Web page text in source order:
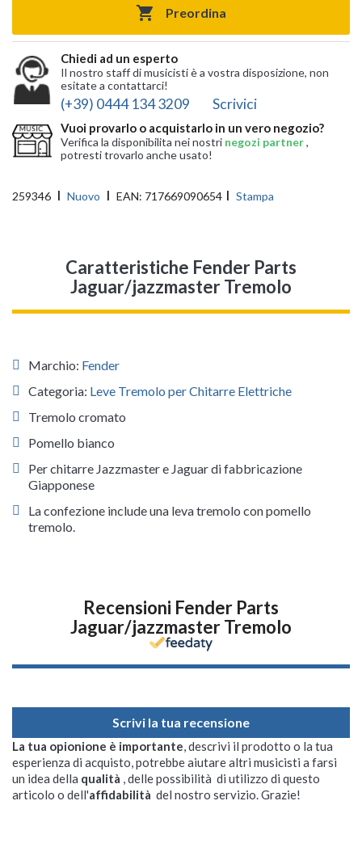
 Preordina
Chiedi ad un esperto
Il nostro staff di musicisti è a vostra disposizione, non
esitate a contattarci!
(+39) 0444 134 3209 Scrivici
Vuoi provarlo o acquistarlo in un vero negozio?
Verifica la disponibilita nei nostri negozi partner,
potresti trovarlo anche usato!
259346 Nuovo EAN: 717669090654 Stampa
Caratteristiche Fender Parts
Jaguar/jazzmaster Tremolo
Marchio: Fender
Categoria: Leve Tremolo per Chitarre Elettriche
Tremolo cromato
Pomello bianco
Per chitarre Jazzmaster e Jaguar di fabbricazione
Giapponese
La confezione include una leva tremolo con pomello
tremolo.
Recensioni Fender Parts
Jaguar/jazzmaster Tremolo
Scrivi la tua recensione
La tua opionione è importante, descrivi il prodotto o la tua
esperienza di acquisto, potrebbe aiutare altri musicisti a farsi
un idea della qualità , delle possibilità di utilizzo di questo
articolo o dell'affidabilità del nostro servizio. Grazie!